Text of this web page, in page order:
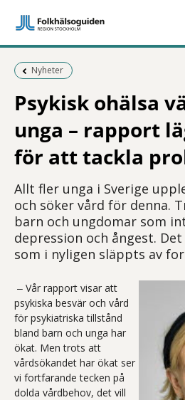
Föregående sida:
Nyheter
Psykisk ohälsa
unga – rapport
för att tackla
Allt fler unga i Sverige
och söker vård för denna.
barn och ungdomar som
depression och ångest.
som i nyligen släppts av
‒ Vår rapport visar att
psykiska besvär och vård
för psykiatriska tillstånd
bland barn och unga har
ökat. Men trots att
vårdsökandet har ökat ser
vi fortfarande tecken på
dolda vårdbehov, det vill